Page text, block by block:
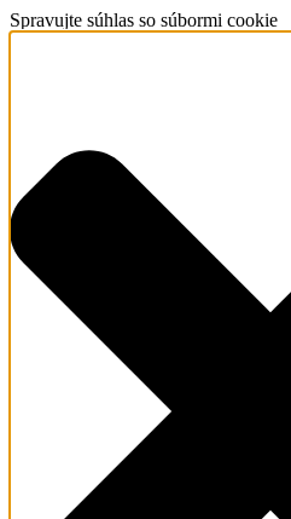
Spravujte súhlas so súbormi cookie